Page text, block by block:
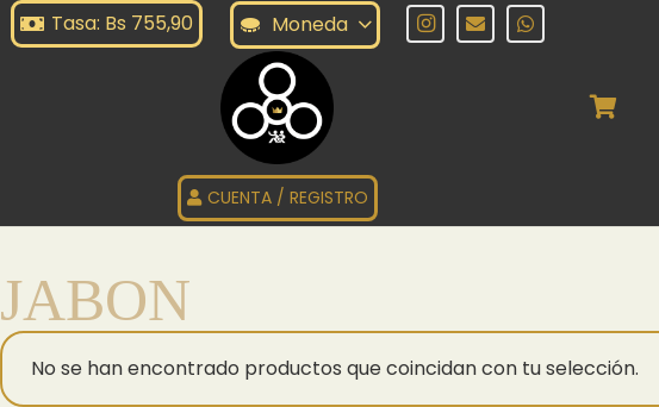
Tasa: Bs 755,90 Moneda
CUENTA / REGISTRO
JABON
No se han encontrado productos que coincidan con tu selección.